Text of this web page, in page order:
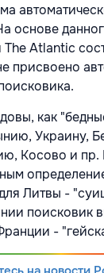
основе
The Atlantic
присвоено
как
Украину,
Косово и пр.
Литвы -
поисковик
-